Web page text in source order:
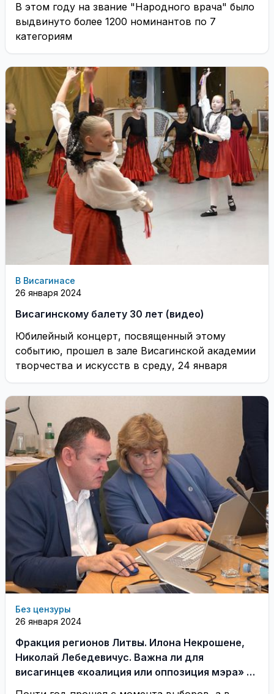
В этом году на звание "Народного врача" было
выдвинуто более 1200 номинантов по 7
категориям
В Висагинасе
26 января 2024
Висагинскому балету 30 лет (видео)
Юбилейный концерт, посвященный этому
событию, прошел в зале Висагинской академии
творчества и искусств в среду, 24 января
Без цензуры
26 января 2024
Фракция регионов Литвы. Илона Некрошене,
Николай Лебедевичус. Важна ли для
висагинцев «коалиция или оппозиция мэра» в